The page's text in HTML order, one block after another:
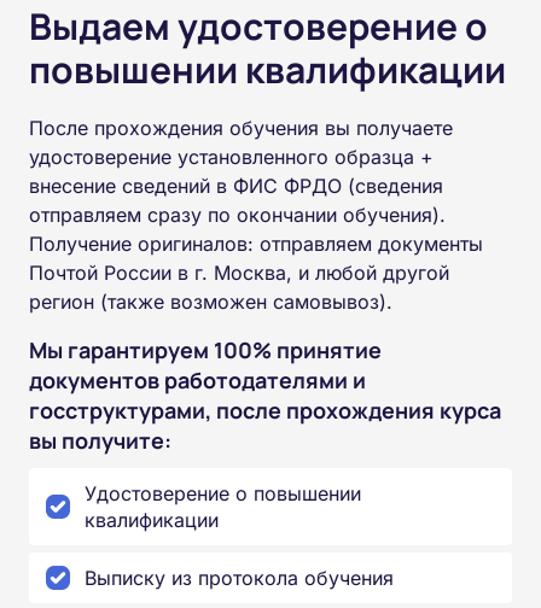
Выдаем удостоверение о
повышении квалификации
После прохождения обучения вы получаете
удостоверение установленного образца +
внесение сведений в ФИС ФРДО (сведения
отправляем сразу по окончании обучения).
Получение оригиналов: отправляем документы
Почтой России в г. Москва, и любой другой
регион (также возможен самовывоз).
Мы гарантируем 100% принятие
документов работодателями и
госструктурами, после прохождения курса
вы получите:
Удостоверение о повышении
квалификации
Выписку из протокола обучения